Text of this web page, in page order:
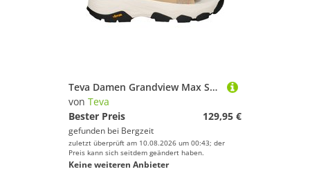
Teva Damen Grandview Max Sandale
von Teva
Bester Preis
129,95 €
gefunden bei Bergzeit
zuletzt überprüft am 10.08.2026 um 00:43; der
Preis kann sich seitdem geändert haben.
Keine weiteren Anbieter